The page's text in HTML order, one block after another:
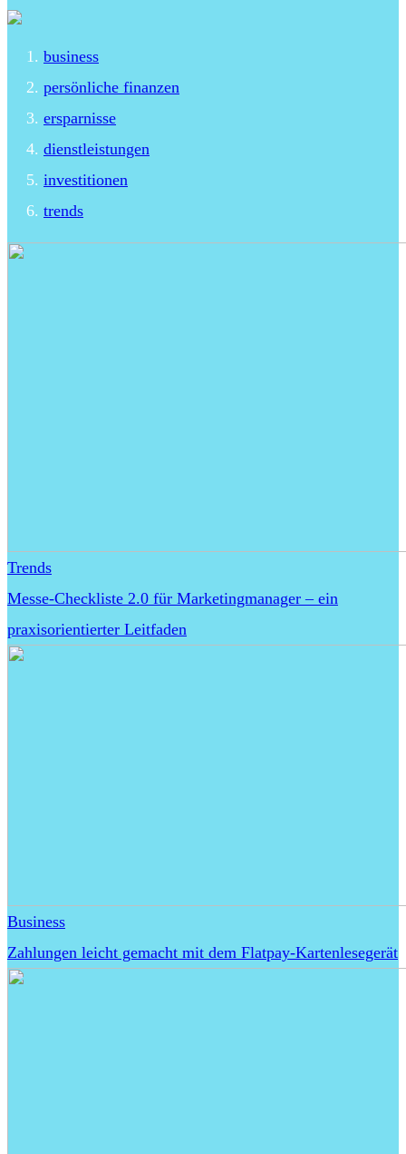
business
persönliche finanzen
ersparnisse
dienstleistungen
investitionen
trends
Trends
Messe-Checkliste 2.0 für Marketingmanager – ein
praxisorientierter Leitfaden
Business
Zahlungen leicht gemacht mit dem Flatpay-Kartenlesegerät